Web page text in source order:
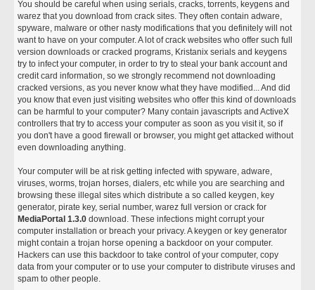
You should be careful when using serials, cracks, torrents, keygens and
warez that you download from crack sites. They often contain adware,
spyware, malware or other nasty modifications that you definitely will not
want to have on your computer. A lot of crack websites who offer such full
version downloads or cracked programs, Kristanix serials and keygens
try to infect your computer, in order to try to steal your bank account and
credit card information, so we strongly recommend not downloading
cracked versions, as you never know what they have modified... And did
you know that even just visiting websites who offer this kind of downloads
can be harmful to your computer? Many contain javascripts and ActiveX
controllers that try to access your computer as soon as you visit it, so if
you don't have a good firewall or browser, you might get attacked without
even downloading anything.
Your computer will be at risk getting infected with spyware, adware,
viruses, worms, trojan horses, dialers, etc while you are searching and
browsing these illegal sites which distribute a so called keygen, key
generator, pirate key, serial number, warez full version or crack for
MediaPortal 1.3.0 download. These infections might corrupt your
computer installation or breach your privacy. A keygen or key generator
might contain a trojan horse opening a backdoor on your computer.
Hackers can use this backdoor to take control of your computer, copy
data from your computer or to use your computer to distribute viruses and
spam to other people.